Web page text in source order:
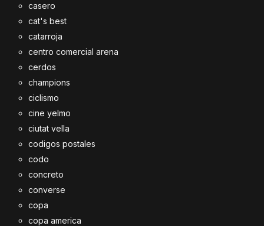
casero
cat's best
catarroja
centro comercial arena
cerdos
champions
ciclismo
cine yelmo
ciutat vella
codigos postales
codo
concreto
converse
copa
copa america